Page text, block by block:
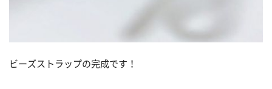
ビーズストラップの完成です！